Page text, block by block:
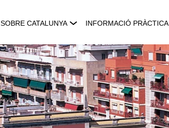
SOBRE CATALUNYA INFORMACIÓ PRÀCTICA